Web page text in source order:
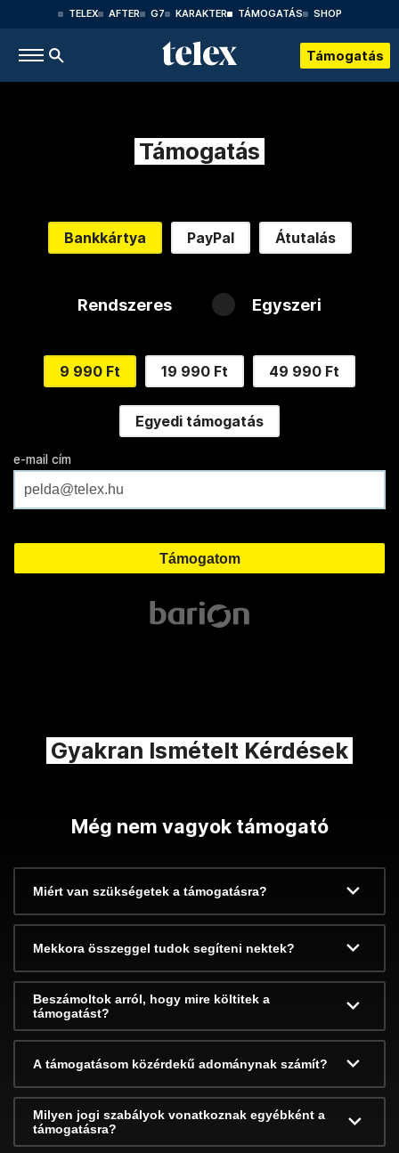
TELEX AFTER G7 KARAKTER TÁMOGATÁS SHOP
Támogatás
Támogatás
Bankkártya PayPal Átutalás
Rendszeres Egyszeri
9 990 Ft 19 990 Ft 49 990 Ft
Egyedi támogatás
e-mail cím
Gyakran Ismételt Kérdések
Még nem vagyok támogató
Miért van szükségetek a támogatásra?
Mekkora összeggel tudok segíteni nektek?
Beszámoltok arról, hogy mire költitek a
támogatást?
A támogatásom közérdekű adománynak számít?
Milyen jogi szabályok vonatkoznak egyébként a
támogatásra?